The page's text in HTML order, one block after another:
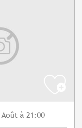
Août à 21:00